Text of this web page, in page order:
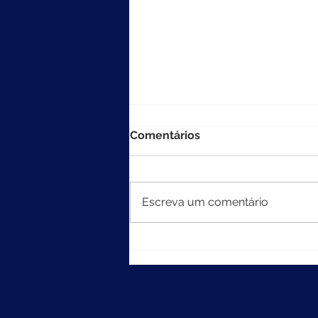
Comentários
Escreva um comentário